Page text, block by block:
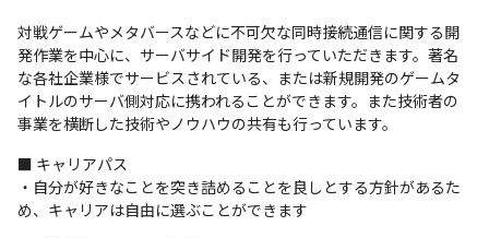
対戦ゲームやメタバースなどに不可欠な同時接続通信に関する開
発作業を中心に、サーバサイド開発を行っていただきます。著名
な各社企業様でサービスされている、または新規開発のゲームタ
イトルのサーバ側対応に携われることができます。また技術者の
事業を横断した技術やノウハウの共有も行っています。
■ キャリアパス
・自分が好きなことを突き詰めることを良しとする方針があるた
め、キャリアは自由に選ぶことができます